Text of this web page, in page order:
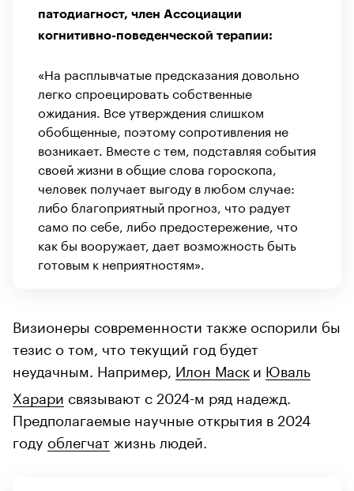
патодиагност, член Ассоциации
когнитивно-поведенческой терапии:
«На расплывчатые предсказания довольно
легко спроецировать собственные
ожидания. Все утверждения слишком
обобщенные, поэтому сопротивления не
возникает. Вместе с тем, подставляя события
своей жизни в общие слова гороскопа,
человек получает выгоду в любом случае:
либо благоприятный прогноз, что радует
само по себе, либо предостережение, что
как бы вооружает, дает возможность быть
готовым к неприятностям».
Визионеры современности также оспорили бы
тезис о том, что текущий год будет
неудачным. Например, Илон Маски Юваль
Харари связывают с 2024-м ряд надежд.
Предполагаемые научные открытия в 2024
году облегчат жизнь людей.